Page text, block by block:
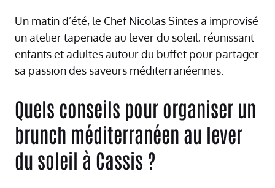
Un matin d’été, le Chef Nicolas Sintes a improvisé
un atelier tapenade au lever du soleil, réunissant
enfants et adultes autour du buffet pour partager
sa passion des saveurs méditerranéennes.
Quels conseils pour organiser un
brunch méditerranéen au lever
du soleil à Cassis ?